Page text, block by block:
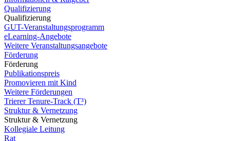
Qualifizierung
Qualifizierung
GUT-Veranstaltungsprogramm
eLearning-Angebote
Weitere Veranstaltungsangebote
Förderung
Förderung
Publikationspreis
Promovieren mit Kind
Weitere Förderungen
Trierer Tenure-Track (T³)
Struktur & Vernetzung
Struktur & Vernetzung
Kollegiale Leitung
Rat